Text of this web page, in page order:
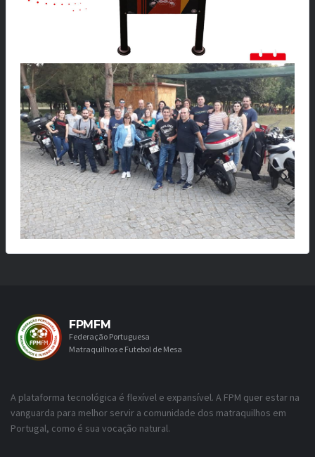
FPMFM
Federação Portuguesa
Matraquilhos e Futebol de Mesa
A plataforma tecnológica é flexível e expansível. A FPM quer estar na
vanguarda para melhor servir a comunidade dos matraquilhos em
Portugal, como é sua vocação natural.